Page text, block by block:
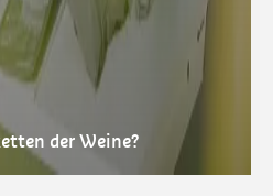
der Weine?